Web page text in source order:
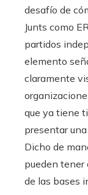
desafío de
Junts como
partidos
elemento
claramente
que ya tiene
presentar
Dicho de
pueden tener
de las bases